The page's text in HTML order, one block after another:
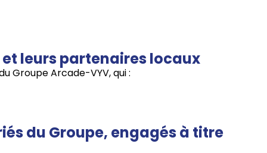
et leurs partenaires locaux
Groupe Arcade-VYV, qui :
du Groupe, engagés à titre